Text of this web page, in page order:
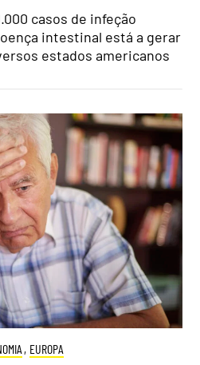
casos de infeção
intestinal está a gerar
estados americanos
, EUROPA